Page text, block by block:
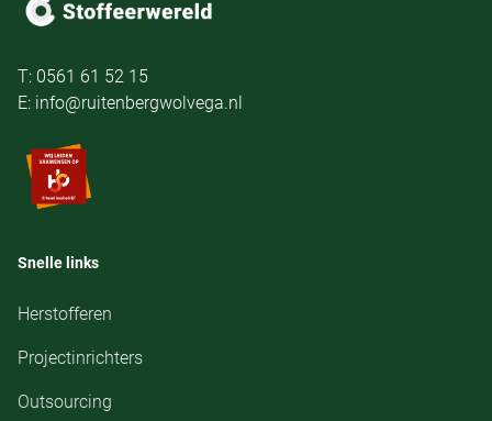
T: 0561 61 52 15
E: info@ruitenbergwolvega.nl
Snelle links
Herstofferen
Projectinrichters
Outsourcing